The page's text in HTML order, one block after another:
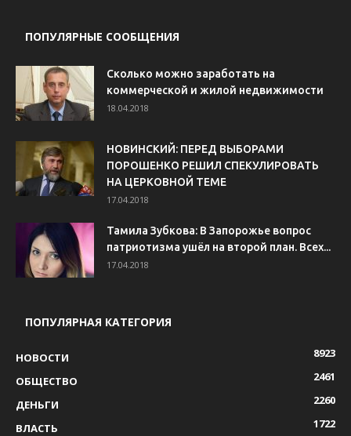
ПОПУЛЯРНЫЕ СООБЩЕНИЯ
Сколько можно заработать на
коммерческой и жилой недвижимости
18.04.2018
НОВИНСКИЙ: ПЕРЕД ВЫБОРАМИ
ПОРОШЕНКО РЕШИЛ СПЕКУЛИРОВАТЬ
НА ЦЕРКОВНОЙ ТЕМЕ
17.04.2018
Тамила Зубкова: В Запорожье вопрос
патриотизма ушёл на второй план. Всех...
17.04.2018
ПОПУЛЯРНАЯ КАТЕГОРИЯ
НОВОСТИ
8923
ОБЩЕСТВО
2461
ДЕНЬГИ
2260
ВЛАСТЬ
1722